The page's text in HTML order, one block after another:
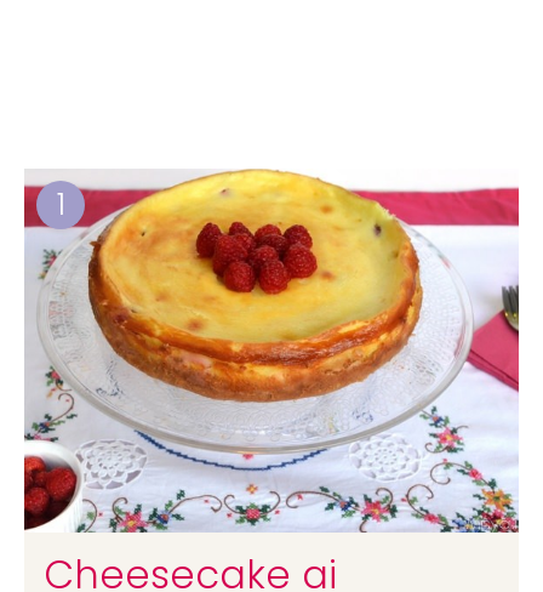
1
Cheesecake ai